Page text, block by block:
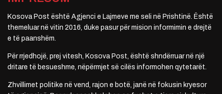
Kosova Post është Agjenci e Lajmeve me seli në Prishtinë. Është
themeluar në vitin 2016, duke pasur për mision informimin e drejtë
e të paanshëm.
Për rrjedhojë, prej vitesh, Kosova Post, është shndërruar në një
dritare të besueshme, nëpërmjet së cilës informohen qytetarët.
Zhvillimet politike në vend, rajon e botë, janë në fokusin kryesor